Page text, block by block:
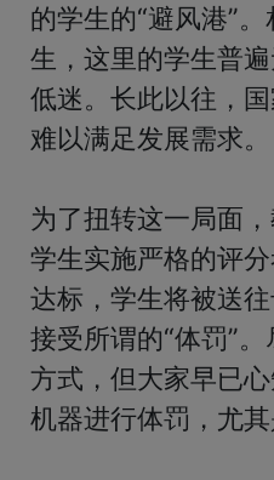
的学生的“避风港”
生，这里的学生普
低迷。长此以往，
难以满足发展需求。
为了扭转这一局面
学生实施严格的评
达标，学生将被送
接受所谓的“体罚”
方式，但大家早已
机器进行体罚，尤其